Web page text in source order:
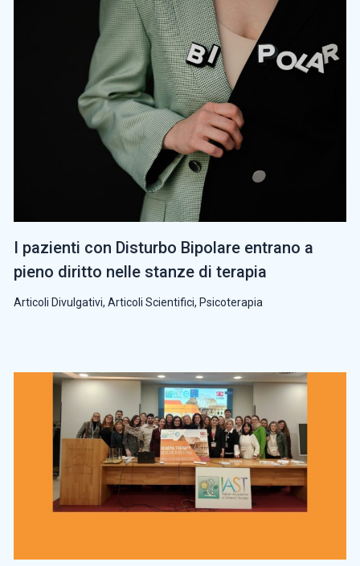
I pazienti con Disturbo Bipolare entrano a
pieno diritto nelle stanze di terapia
Articoli Divulgativi, Articoli Scientifici, Psicoterapia